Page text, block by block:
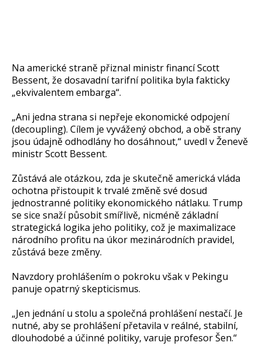
Na americké straně přiznal ministr financí Scott
Bessent, že dosavadní tarifní politika byla fakticky
„ekvivalentem embarga“.
„Ani jedna strana si nepřeje ekonomické odpojení
(decoupling). Cílem je vyvážený obchod, a obě strany
jsou údajně odhodlány ho dosáhnout,“ uvedl v Ženevě
ministr Scott Bessent.
Zůstává ale otázkou, zda je skutečně americká vláda
ochotna přistoupit k trvalé změně své dosud
jednostranné politiky ekonomického nátlaku. Trump
se sice snaží působit smířlivě, nicméně základní
strategická logika jeho politiky, což je maximalizace
národního profitu na úkor mezinárodních pravidel,
zůstává beze změny.
Navzdory prohlášením o pokroku však v Pekingu
panuje opatrný skepticismus.
„Jen jednání u stolu a společná prohlášení nestačí. Je
nutné, aby se prohlášení přetavila v reálné, stabilní,
dlouhodobé a účinné politiky, varuje profesor Šen.“